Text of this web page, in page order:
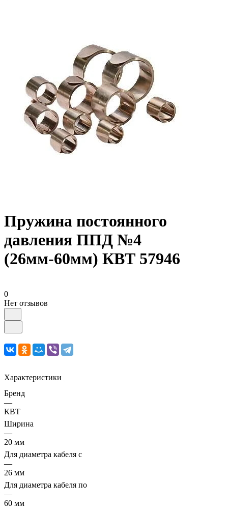
Пружина постоянного
давления ППД №4
(26мм-60мм) КВТ 57946
0
Нет отзывов
Характеристики
Бренд
—
КВТ
Ширина
—
20 мм
Для диаметра кабеля с
—
26 мм
Для диаметра кабеля по
—
60 мм